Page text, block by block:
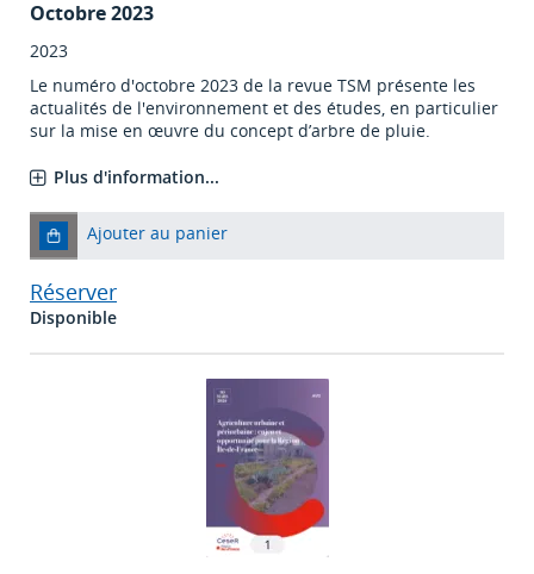
Octobre 2023
2023
Le numéro d'octobre 2023 de la revue TSM présente les
actualités de l'environnement et des études, en particulier
sur la mise en œuvre du concept d’arbre de pluie.
Plus d'information...
Ajouter au panier
Réserver
Disponible